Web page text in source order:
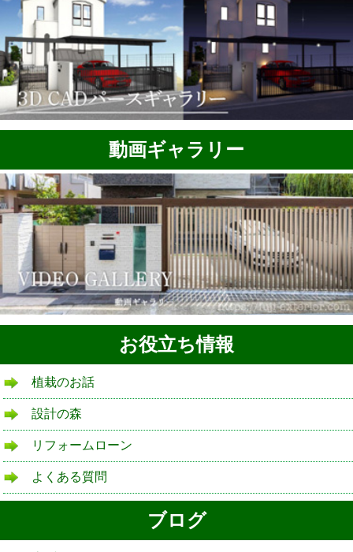
動画ギャラリー
お役立ち情報
植栽のお話
設計の森
リフォームローン
よくある質問
ブログ